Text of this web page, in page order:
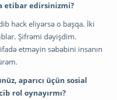
etibar edirsinizmi?
hack eliyərsə o başqa. İki
Şifrəmi dəyişdim.
etməyin səbəbini insanın
aparıcı üçün sosial
rol oynayırmı?